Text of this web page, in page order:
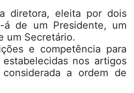
diretora, eleita por dois
á de um Presidente, um
um Secretário.
e competência para
nos artigos
a ordem de